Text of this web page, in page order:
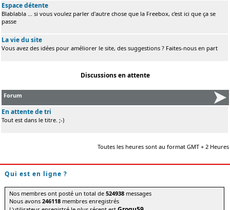
Espace détente
Blablabla ... si vous voulez parler d'autre chose que la Freebox, c'est ici que ça se
passe
La vie du site
Vous avez des idées pour améliorer le site, des suggestions ? Faites-nous en part
Discussions en attente
Forum
En attente de tri
Tout est dans le titre. ;-)
Toutes les heures sont au format GMT + 2 Heures
Qui est en ligne ?
Nos membres ont posté un total de524938 messages
Nous avons246118 membres enregistrés